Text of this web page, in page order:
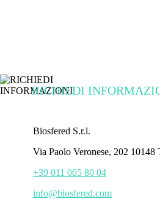
RICHIEDI
Biosfered S.r.l.
Via Paolo Veronese, 202 10148
+39 011 065 80 04
info@biosfered.com